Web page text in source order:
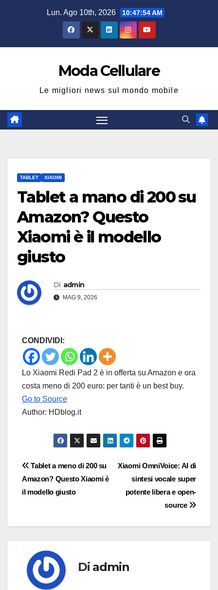
Lun. Ago 10th, 2026 10:47:54 AM
Moda Cellulare
Le migliori news sul mondo mobile
TABLET XIAOMI
Tablet a mano di 200 su
Amazon? Questo
Xiaomi è il modello
giusto
Di admin
MAG 9, 2026
CONDIVIDI:
Lo Xiaomi Redi Pad 2 è in offerta su Amazon e ora
costa meno di 200 euro: per tanti è un best buy.
Go to Source
Author: HDblog.it
Navigazione
articoli
Xiaomi OmniVoice: AI di
sintesi vocale super
potente libera e open-
source
Tablet a meno di 200 su
Amazon? Questo Xiaomi è
il modello giusto
Di admin